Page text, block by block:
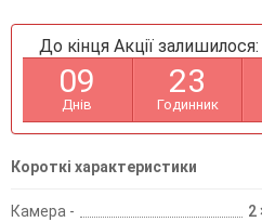
До кінця Акції залишилося:
09
Днів
23
Годинник
Короткі характеристики
Камера -
2